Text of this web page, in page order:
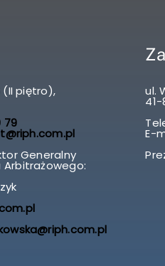
(II piętro),
79
Generalny
Arbitrażowego:
ul.
E-